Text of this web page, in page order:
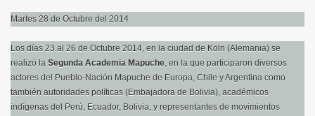
Martes 28 de Octubre del 2014
Los días 23 al 26 de Octubre 2014, en la ciudad de Köln (Alemania) se
realizó la Segunda Academia Mapuche, en la que participaron diversos
actores del Pueblo-Nación Mapuche de Europa, Chile y Argentina como
también autoridades políticas (Embajadora de Bolivia), académicos
indígenas del Perú, Ecuador, Bolivia, y representantes de movimientos
desde Alemania
educacional es racista'